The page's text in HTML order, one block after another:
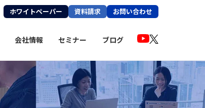
ホワイトペーパー 資料請求 お問い合わせ
会社情報 セミナー ブログ